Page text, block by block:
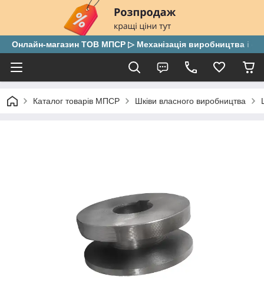
Онлайн-магазин ТОВ МПСР ▷ Механізація виробництва і
Каталог товарів МПСР Шківи власного виробництва